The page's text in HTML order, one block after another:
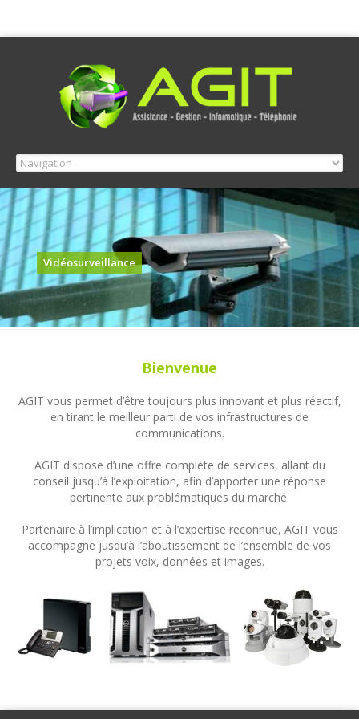
Vidéosurveillance
Bienvenue
AGIT vous permet d’être toujours plus innovant et plus réactif,
en tirant le meilleur parti de vos infrastructures de
communications.
AGIT dispose d’une offre complète de services, allant du
conseil jusqu’à l’exploitation, afin d’apporter une réponse
pertinente aux problématiques du marché.
Partenaire à l’implication et à l’expertise reconnue, AGIT vous
accompagne jusqu’à l’aboutissement de l’ensemble de vos
projets voix, données et images.